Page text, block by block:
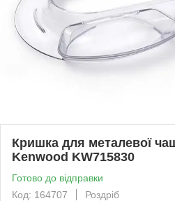
Кришка для металевої
Kenwood KW715830
Готово до відправки
Код: 164707
Роздріб